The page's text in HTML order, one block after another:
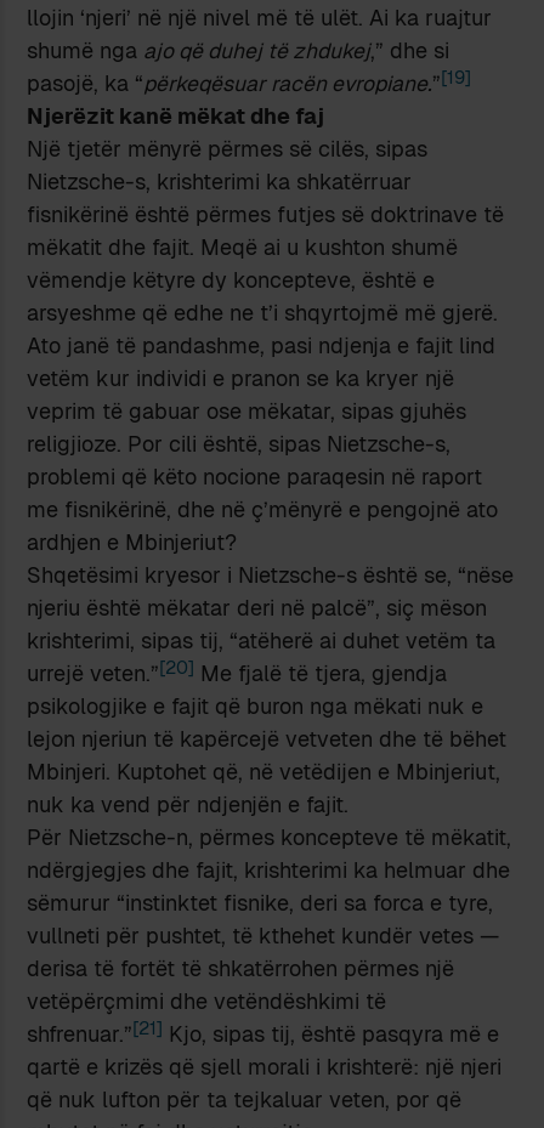
llojin ‘njeri’ në një nivel më të ulët. Ai ka ruajtur
shumë nga ajo që duhej të zhdukej,” dhe si
pasojë, ka “përkeqësuar racën evropiane.”[19]
Njerëzit kanë mëkat dhe faj
Një tjetër mënyrë përmes së cilës, sipas
Nietzsche-s, krishterimi ka shkatërruar
fisnikërinë është përmes futjes së doktrinave të
mëkatit dhe fajit. Meqë ai u kushton shumë
vëmendje këtyre dy koncepteve, është e
arsyeshme që edhe ne t’i shqyrtojmë më gjerë.
Ato janë të pandashme, pasi ndjenja e fajit lind
vetëm kur individi e pranon se ka kryer një
veprim të gabuar ose mëkatar, sipas gjuhës
religjioze. Por cili është, sipas Nietzsche-s,
problemi që këto nocione paraqesin në raport
me fisnikërinë, dhe në ç’mënyrë e pengojnë ato
ardhjen e Mbinjeriut?
Shqetësimi kryesor i Nietzsche-s është se, “nëse
njeriu është mëkatar deri në palcë”, siç mëson
krishterimi, sipas tij, “atëherë ai duhet vetëm ta
urrejë veten.”[20] Me fjalë të tjera, gjendja
psikologjike e fajit që buron nga mëkati nuk e
lejon njeriun të kapërcejë vetveten dhe të bëhet
Mbinjeri. Kuptohet që, në vetëdijen e Mbinjeriut,
nuk ka vend për ndjenjën e fajit.
Për Nietzsche-n, përmes koncepteve të mëkatit,
ndërgjegjes dhe fajit, krishterimi ka helmuar dhe
sëmurur “instinktet fisnike, deri sa forca e tyre,
vullneti për pushtet, të kthehet kundër vetes —
derisa të fortët të shkatërrohen përmes një
vetëpërçmimi dhe vetëndëshkimi të
shfrenuar.”[21] Kjo, sipas tij, është pasqyra më e
qartë e krizës që sjell morali i krishterë: një njeri
që nuk lufton për ta tejkaluar veten, por që